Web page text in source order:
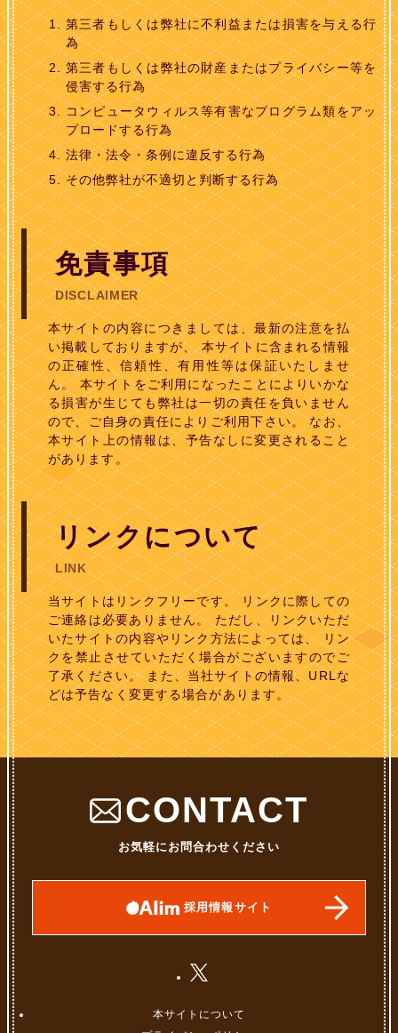
第三者もしくは弊社に不利益または損害を与える行
為
第三者もしくは弊社の財産またはプライバシー等を
侵害する行為
コンピュータウィルス等有害なプログラム類をアッ
プロードする行為
法律・法令・条例に違反する行為
その他弊社が不適切と判断する行為
免責事項
DISCLAIMER
本サイトの内容につきましては、最新の注意を払
い掲載しておりますが、 本サイトに含まれる情報
の正確性、信頼性、有用性等は保証いたしませ
ん。 本サイトをご利用になったことによりいかな
る損害が生じても弊社は一切の責任を負いません
ので、ご自身の責任によりご利用下さい。 なお、
本サイト上の情報は、予告なしに変更されること
があります。
リンクについて
LINK
当サイトはリンクフリーです。 リンクに際しての
ご連絡は必要ありません。 ただし、リンクいただ
いたサイトの内容やリンク方法によっては、 リン
クを禁止させていただく場合がございますのでご
了承ください。 また、当社サイトの情報、URLな
どは予告なく変更する場合があります。
CONTACT
お気軽にお問合わせください
採用情報サイト
本サイトについて